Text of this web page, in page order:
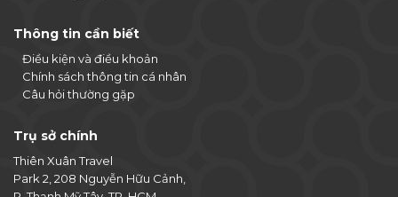
Thông tin cần biết
Điều kiện và điều khoản
Chính sách thông tin cá nhân
Câu hỏi thường gặp
Trụ sở chính
Thiên Xuân Travel
Park 2, 208 Nguyễn Hữu Cảnh,